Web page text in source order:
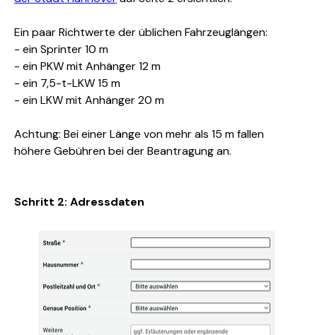
Ein paar Richtwerte der üblichen Fahrzeuglängen:
- ein Sprinter 10 m
- ein PKW mit Anhänger 12 m
- ein 7,5-t-LKW 15 m
- ein LKW mit Anhänger 20 m
Achtung: Bei einer Länge von mehr als 15 m fallen
höhere Gebühren bei der Beantragung an.
Schritt 2: Adressdaten